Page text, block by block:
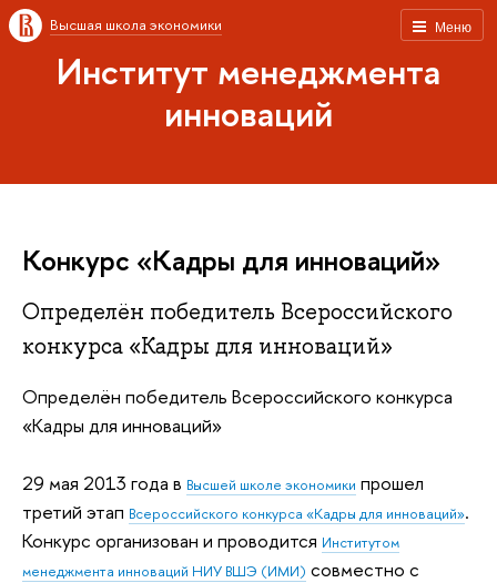
Меню
Высшая школа экономики
Институт менеджмента
инноваций
Конкурс «Кадры для инноваций»
Определён победитель Всероссийского
конкурса «Кадры для инноваций»
Определён победитель Всероссийского конкурса
«Кадры для инноваций»
29 мая 2013 года в Высшей школе экономики прошел
третий этап Всероссийского конкурса «Кадры для инноваций».
Конкурс организован и проводится Институтом
менеджмента инноваций НИУ ВШЭ (ИМИ) совместно с